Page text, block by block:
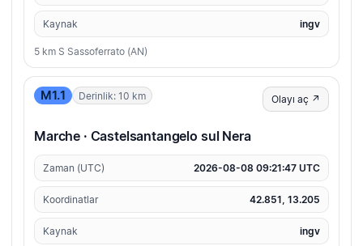
Kaynak ingv
5 km S Sassoferrato (AN)
M1.1 Derinlik: 10 km Olayı aç ↗
Marche · Castelsantangelo sul Nera
Zaman (UTC) 2026-08-08 09:21:47 UTC
Koordinatlar 42.851, 13.205
Kaynak ingv